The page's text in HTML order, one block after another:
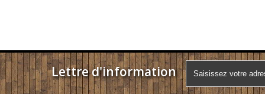
Lettre d'information